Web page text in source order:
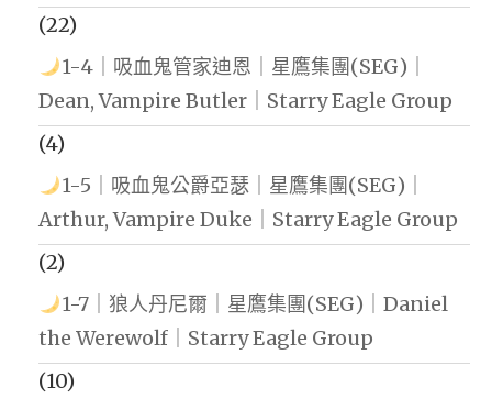
(22)
1-4｜吸血鬼管家迪恩｜星鷹集團(SEG)｜
Dean, Vampire Butler｜Starry Eagle Group
(4)
1-5｜吸血鬼公爵亞瑟｜星鷹集團(SEG)｜
Arthur, Vampire Duke｜Starry Eagle Group
(2)
1-7｜狼人丹尼爾｜星鷹集團(SEG)｜Daniel
the Werewolf｜Starry Eagle Group
(10)